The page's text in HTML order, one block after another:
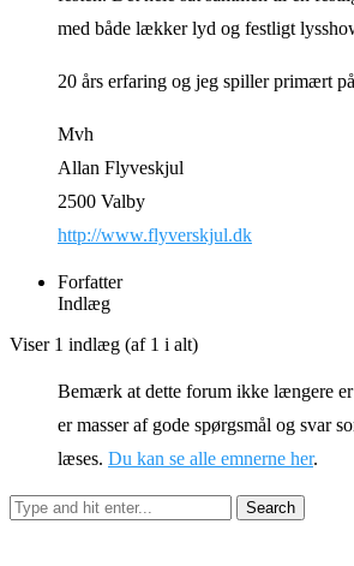
med både lækker lyd og festligt
20 års erfaring og jeg spiller primært
Mvh
Allan Flyveskjul
2500 Valby
http://www.flyverskjul.dk
Forfatter
Indlæg
Viser 1 indlæg (af 1 i alt)
Bemærk at dette forum ikke længere
er masser af gode spørgsmål og svar
læses. Du kan se alle emnerne her.